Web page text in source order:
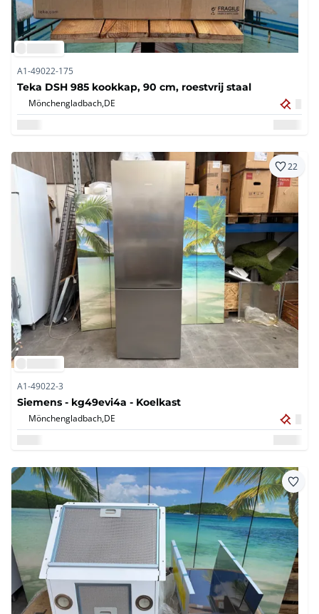
A1-49022-175
Teka DSH 985 kookkap, 90 cm, roestvrij staal
Mönchengladbach,DE
22
A1-49022-3
Siemens - kg49evi4a - Koelkast
Mönchengladbach,DE